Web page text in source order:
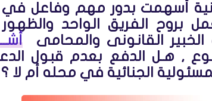
أسهمت بدور مهم وفاعل
بروح الفريق الواحد
القانونى والمحامى
, هـل الدفع بعدم قبول
الجنائية في محله أم لا ؟